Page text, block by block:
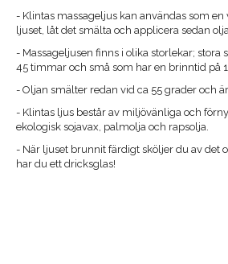
- Klintas massageljus kan användas som en
ljuset, låt det smälta och applicera sedan
- Massageljusen finns i olika storlekar; stora
45 timmar och små som har en brinntid på
- Oljan smälter redan vid ca 55 grader och
- Klintas ljus består av miljövänliga och
ekologisk sojavax, palmolja och rapsolja.
- När ljuset brunnit färdigt sköljer du av det
har du ett dricksglas!